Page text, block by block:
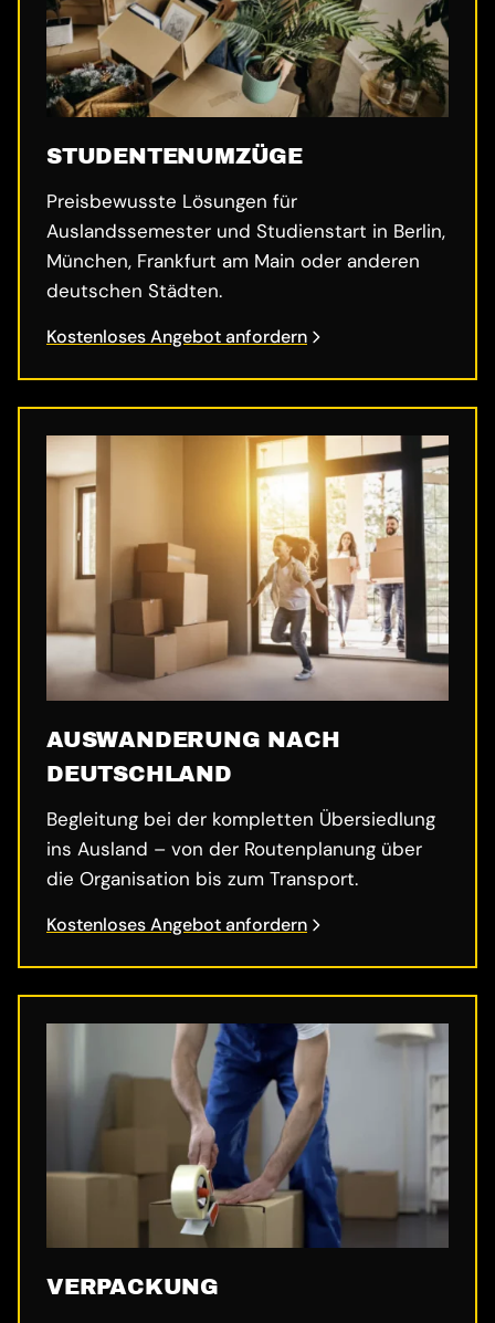
STUDENTENUMZÜGE
Preisbewusste Lösungen für
Auslandssemester und Studienstart in Berlin,
München, Frankfurt am Main oder anderen
deutschen Städten.
Kostenloses Angebot anfordern
AUSWANDERUNG NACH
DEUTSCHLAND
Begleitung bei der kompletten Übersiedlung
ins Ausland – von der Routenplanung über
die Organisation bis zum Transport.
Kostenloses Angebot anfordern
VERPACKUNG